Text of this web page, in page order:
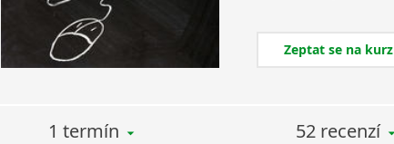
Zeptat se na kurz
1 termín 52 recenzí